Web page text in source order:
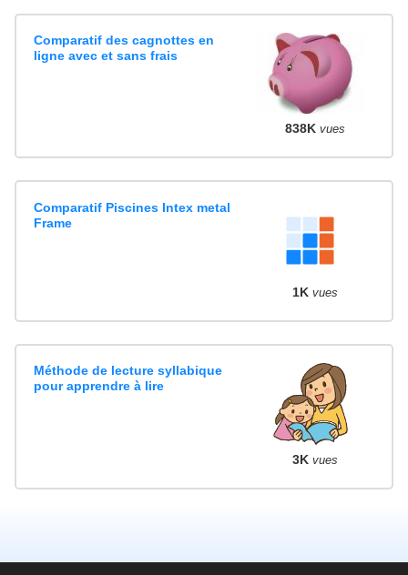
Comparatif des cagnottes en
ligne avec et sans frais
838K vues
Comparatif Piscines Intex metal
Frame
1K vues
Méthode de lecture syllabique
pour apprendre à lire
3K vues